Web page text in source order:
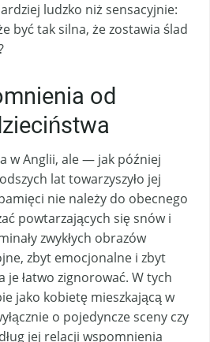
ludzko niż sensacyjnie:
być tak silna, że zostawia ślad
od
w Anglii, ale — jak później
lat towarzyszyło jej
nie należy do obecnego
powtarzających się snów i
zwykłych obrazów
zbyt emocjonalne i zbyt
je łatwo zignorować. W tych
jako kobietę mieszkającą w
o pojedyncze sceny czy
jej relacji wspomnienia